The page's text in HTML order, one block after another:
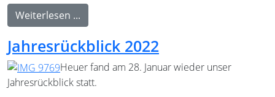
Weiterlesen ...
Jahresrückblick 2022
Heuer fand am 28. Januar wieder unser
Jahresrückblick statt.